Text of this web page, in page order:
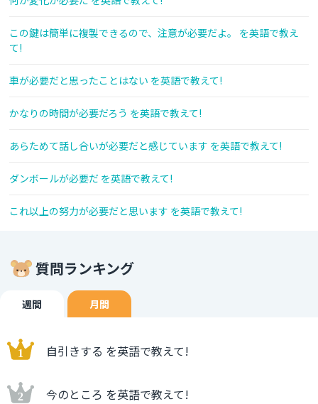
この鍵は簡単に複製できるので、注意が必要だよ。 を英語で教え
て!
車が必要だと思ったことはない を英語で教えて!
かなりの時間が必要だろう を英語で教えて!
あらためて話し合いが必要だと感じています を英語で教えて!
ダンボールが必要だ を英語で教えて!
これ以上の努力が必要だと思います を英語で教えて!
質問ランキング
週間 月間
自引きする を英語で教えて!
今のところ を英語で教えて!